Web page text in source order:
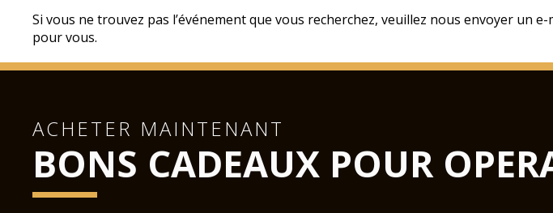
Si vous ne trouvez pas l’événement que vous recherchez, veuillez nous envoyer un
pour vous.
ACHETER MAINTENANT
BONS CADEAUX POUR